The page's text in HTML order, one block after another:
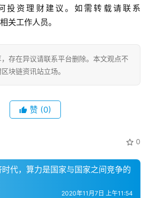
投资理财建议。如需转载请联系
关工作人员。
，存在异议请联系平台删除。本文观点不
块链资讯站立场。
赞 (0)
0
代，算力是国家与国家之间竞争的
2020年11月7日 上午11:54